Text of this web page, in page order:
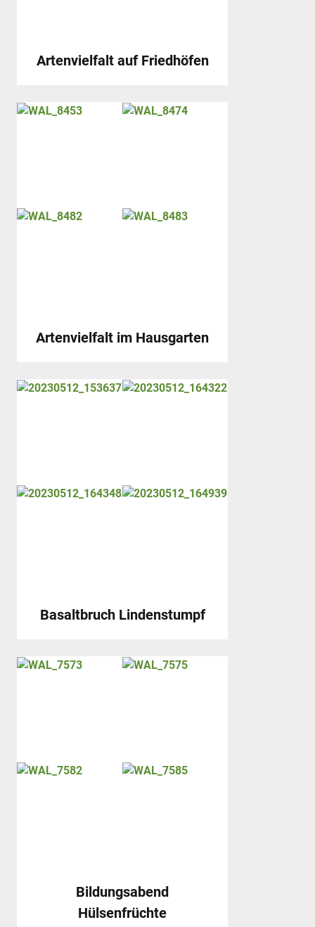
Artenvielfalt auf Friedhöfen
Artenvielfalt im Hausgarten
Basaltbruch Lindenstumpf
Bildungsabend
Hülsenfrüchte